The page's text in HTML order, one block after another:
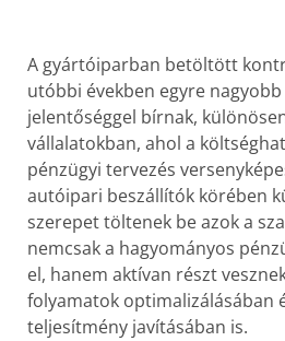
A gyártóiparban betöltött
utóbbi években egyre
jelentőséggel bírnak,
vállalatokban, ahol a
pénzügyi tervezés
autóipari beszállítók körében
szerepet töltenek be azok a
nemcsak a hagyományos
el, hanem aktívan részt
folyamatok optimalizálásában
teljesítmény javításában is.